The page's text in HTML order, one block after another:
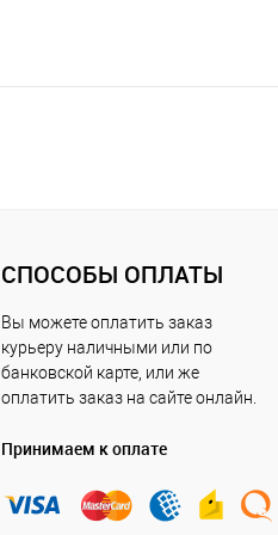
СПОСОБЫ ОПЛАТЫ
Вы можете оплатить заказ
курьеру наличными или по
банковской карте, или же
оплатить заказ на сайте онлайн.
Принимаем к оплате